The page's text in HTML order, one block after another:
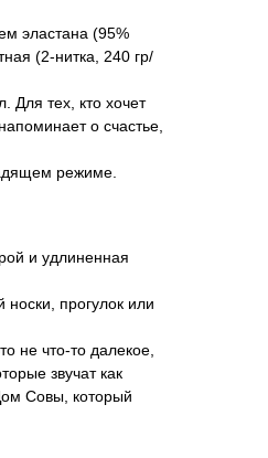
эластана (95%
(2-нитка, 240 гр/
Для тех, кто хочет
о счастье,
режиме.
и удлиненная
прогулок или
не что-то далекое,
звучат как
Совы, который